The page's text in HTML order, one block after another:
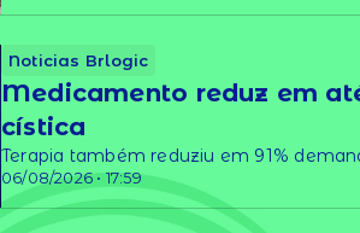
Noticias Brlogic
06/08/2026 • 17:59
Medicamento reduz em
cística
Terapia também reduziu em 91%